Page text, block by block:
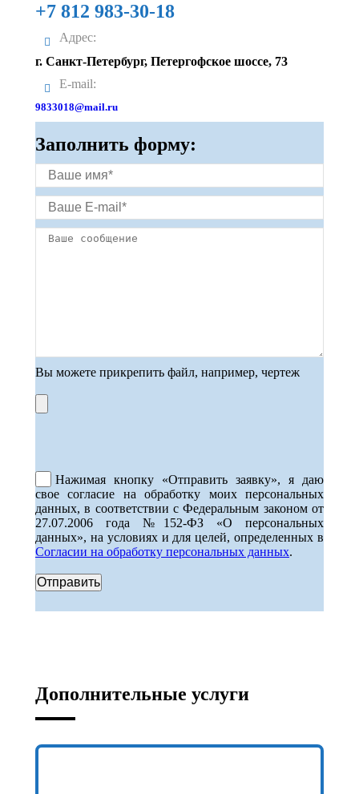
+7 812 983-30-18
Адрес:
г. Санкт-Петербург, Петергофское шоссе, 73
E-mail:
9833018@mail.ru
Заполнить форму:
Вы можете прикрепить файл, например, чертеж
Нажимая кнопку «Отправить заявку», я даю
свое согласие на обработку моих персональных
данных, в соответствии с Федеральным законом от
27.07.2006 года №152-ФЗ «О персональных
данных», на условиях и для целей, определенных в
Согласии на обработку персональных данных.
Дополнительные услуги